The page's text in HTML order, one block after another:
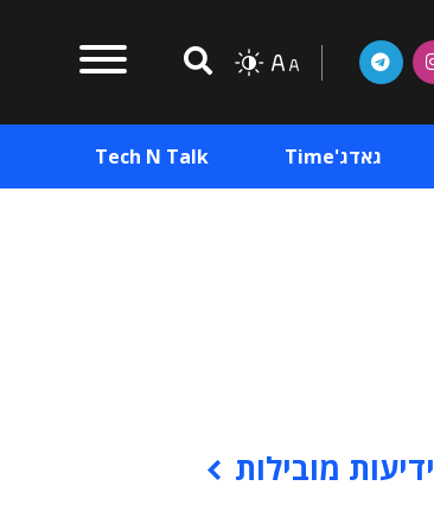
גאדג'Time Tech N Talk
ידיעות מובילות